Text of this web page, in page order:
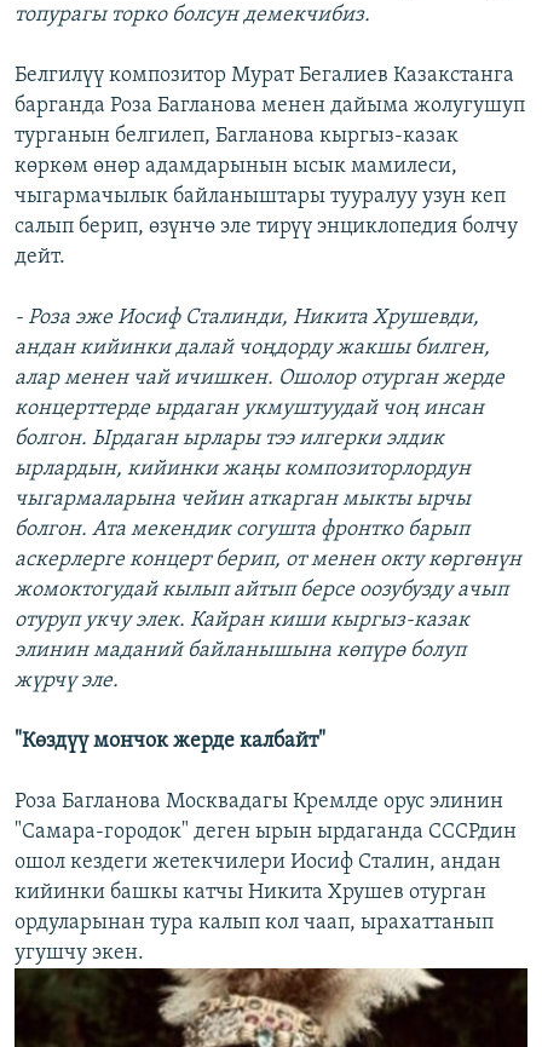
топурагы торко болсун демекчибиз.
Белгилүү композитор Мурат Бегалиев Казакстанга
барганда Роза Багланова менен дайыма жолугушуп
турганын белгилеп, Багланова кыргыз-казак
көркөм өнөр адамдарынын ысык мамилеси,
чыгармачылык байланыштары тууралуу узун кеп
салып берип, өзүнчө эле тирүү энциклопедия болчу
дейт.
- Роза эже Иосиф Сталинди, Никита Хрушевди,
андан кийинки далай чоңдорду жакшы билген,
алар менен чай ичишкен. Ошолор отурган жерде
концерттерде ырдаган укмуштуудай чоң инсан
болгон. Ырдаган ырлары тээ илгерки элдик
ырлардын, кийинки жаңы композиторлордун
чыгармаларына чейин аткарган мыкты ырчы
болгон. Ата мекендик согушта фронтко барып
аскерлерге концерт берип, от менен окту көргөнүн
жомоктогудай кылып айтып берсе оозубузду ачып
отуруп укчу элек. Кайран киши кыргыз-казак
элинин маданий байланышына көпүрө болуп
жүрчү эле.
"Көздүү мончок жерде калбайт"
Роза Багланова Москвадагы Кремлде орус элинин
"Самара-городок" деген ырын ырдаганда СССРдин
ошол кездеги жетекчилери Иосиф Сталин, андан
кийинки башкы катчы Никита Хрушев отурган
ордуларынан тура калып кол чаап, ырахаттанып
угушчу экен.